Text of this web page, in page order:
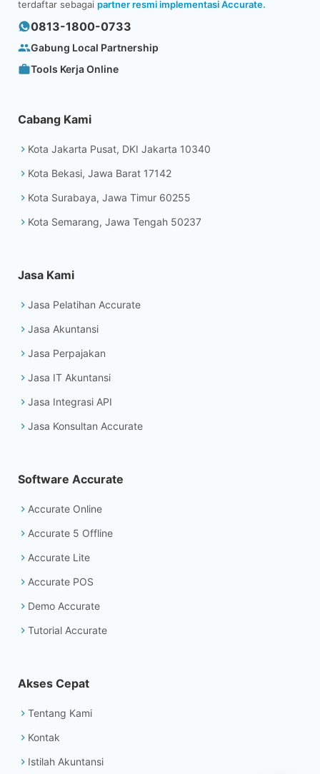
terdaftar sebagai partner resmi implementasi Accurate.
0813-1800-0733
Gabung Local Partnership
Tools Kerja Online
Cabang Kami
Kota Jakarta Pusat, DKI Jakarta 10340
Kota Bekasi, Jawa Barat 17142
Kota Surabaya, Jawa Timur 60255
Kota Semarang, Jawa Tengah 50237
Jasa Kami
Jasa Pelatihan Accurate
Jasa Akuntansi
Jasa Perpajakan
Jasa IT Akuntansi
Jasa Integrasi API
Jasa Konsultan Accurate
Software Accurate
Accurate Online
Accurate 5 Offline
Accurate Lite
Accurate POS
Demo Accurate
Tutorial Accurate
Akses Cepat
Tentang Kami
Kontak
Istilah Akuntansi